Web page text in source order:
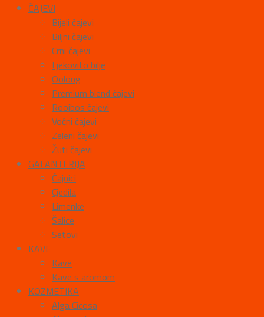
ČAJEVI
Bijeli čajevi
Biljni čajevi
Crni čajevi
Ljekovito bilje
Oolong
Premium blend čajevi
Rooibos čajevi
Voćni čajevi
Zeleni čajevi
Žuti čajevi
GALANTERIJA
Čajnici
Cjedila
Limenke
Šalice
Setovi
KAVE
Kave
Kave s aromom
KOZMETIKA
Alga Cicosa